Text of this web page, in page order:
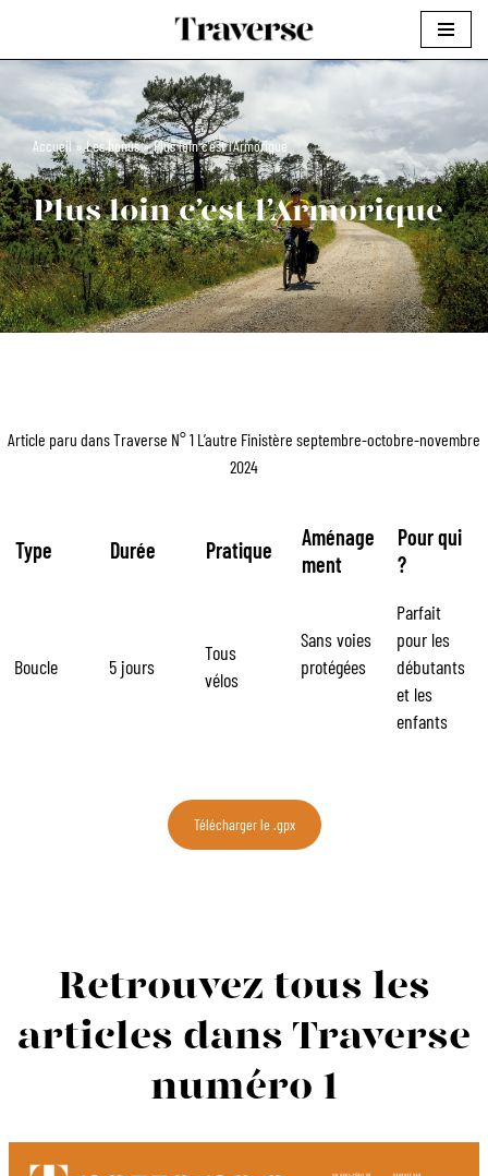
Aller
contenu
Accueil»Les bonus»Plus loin c’est l’Armorique
Plus loin c’est l’Armorique
Article paru dans Traverse N° 1 L’autre Finistère septembre-octobre-novembre
2024
Type Durée Pratique
Aménage
ment
Pour qui
?
Boucle 5 jours
Tous
vélos
Sans voies
protégées
Parfait
pour les
débutants
et les
enfants
Télécharger le .gpx
Retrouvez tous les
articles dans Traverse
numéro 1